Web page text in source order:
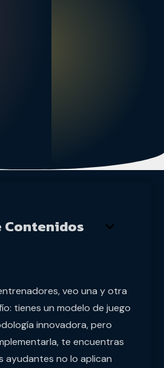
Contenidos
veo una y otra
tienes un modelo de juego
innovadora, pero
te encuentras
ayudantes no lo aplican